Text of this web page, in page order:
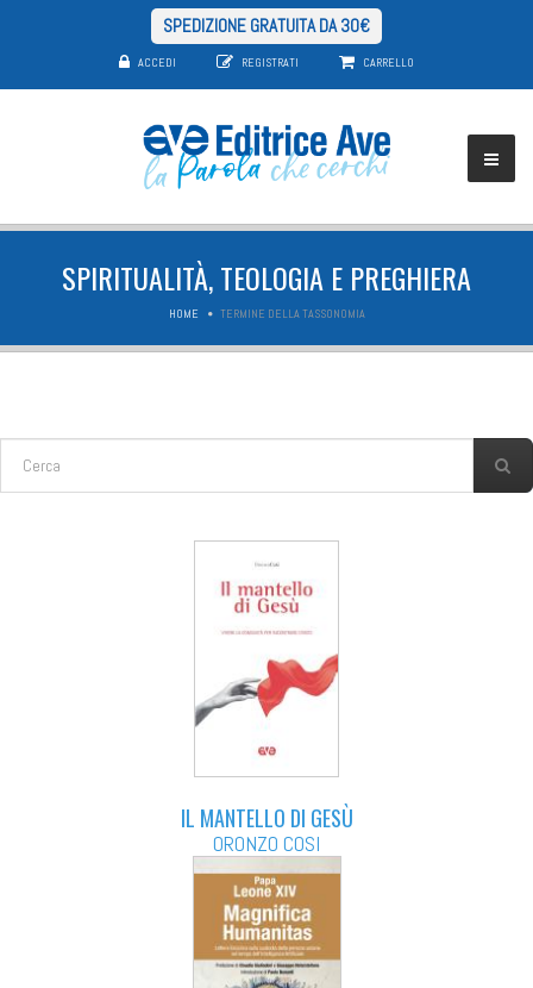
SPEDIZIONE GRATUITA DA 30€
ACCEDI REGISTRATI CARRELLO
SPIRITUALITÀ, TEOLOGIA E PREGHIERA
HOME TERMINE DELLA TASSONOMIA
FORM DI RICERCA
IL MANTELLO DI GESÙ
ORONZO COSI